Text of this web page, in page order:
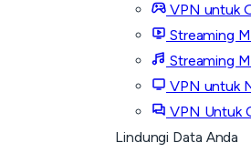
VPN untuk
Streaming
Streaming
VPN untuk
VPN Untuk
Lindungi Data Anda